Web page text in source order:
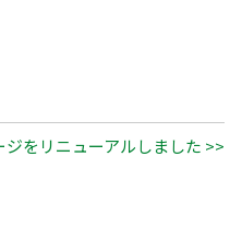
ジをリニューアルしました >>